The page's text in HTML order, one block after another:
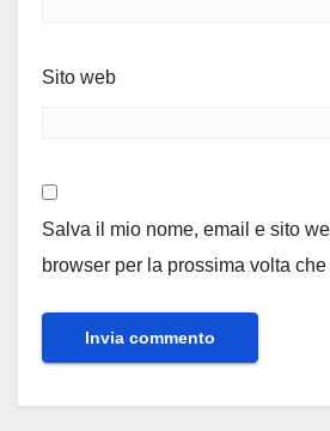
Sito web
Salva il mio nome, email e sito
browser per la prossima volta